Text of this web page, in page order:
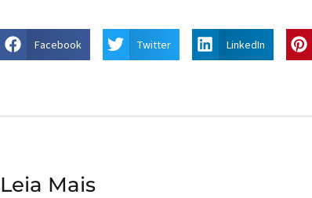
Facebook Twitter LinkedIn
Leia Mais